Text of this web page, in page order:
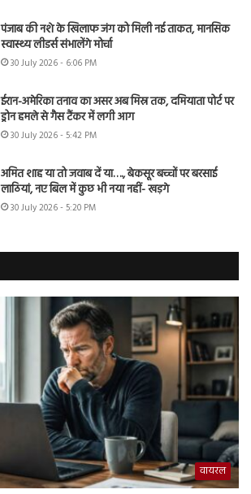
पंजाब की नशे के खिलाफ जंग को मिली नई ताकत, मानसिक
स्वास्थ्य लीडर्स संभालेंगे मोर्चा
30 July 2026 - 6:06 PM
ईरान-अमेरिका तनाव का असर अब मिस्र तक, दमियाता पोर्ट पर
ड्रोन हमले से गैस टैंकर में लगी आग
30 July 2026 - 5:42 PM
अमित शाह या तो जवाब दें या…., बेकसूर बच्चों पर बरसाई
लाठियां, नए बिल में कुछ भी नया नहीं- खड़गे
30 July 2026 - 5:20 PM
वायरल